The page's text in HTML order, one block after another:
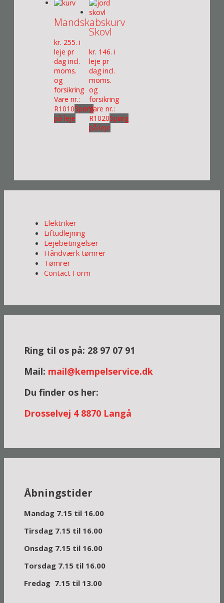
Mandskabskurv
kr. 255. i
leje pr
dag incl.
moms.
og
forsikring
Vare nr.:
R1010Spørg
på leje
Skovl
kr. 146. i
leje pr
dag incl.
moms.
og
forsikring
Vare nr.:
R1020Spørg
på leje
Elektriker
Liftudlejning
Lejebetingelser
Håndværk tømrer
Tømrer
Contact Form
Ring til os på: 28 97 07 91
Mail: mail@kempelservice.dk
Du finder os her:
Drosselvej 48870 Langå
Åbningstider
Mandag 7.15 til 16.00
Tirsdag 7.15 til 16.00
Onsdag 7.15 til 16.00
Torsdag 7.15 til 16.00
Fredag 7.15 til 13.00